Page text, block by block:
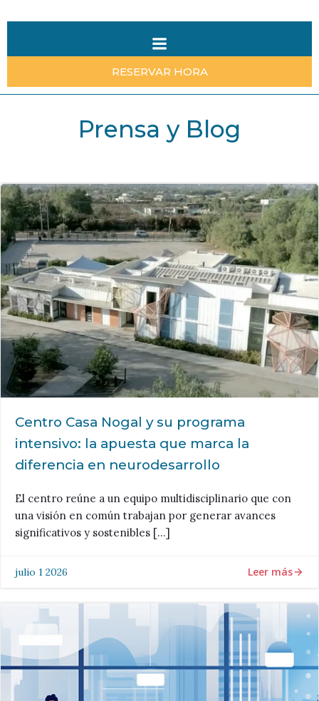
al
contenido
RESERVAR HORA
Prensa y Blog
Centro Casa Nogal y su programa
intensivo: la apuesta que marca la
diferencia en neurodesarrollo
El centro reúne a un equipo multidisciplinario que con
una visión en común trabajan por generar avances
significativos y sostenibles […]
julio 1 2026 Leer más